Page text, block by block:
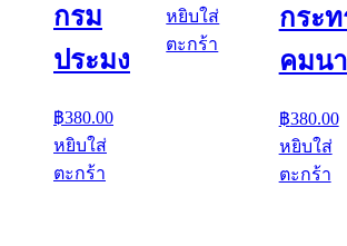
กรม
ประมง
฿380.00
หยิบใส่
ตะกร้า
หยิบใส่
ตะกร้า
กระท
คมน
฿380.00
หยิบใส่
ตะกร้า